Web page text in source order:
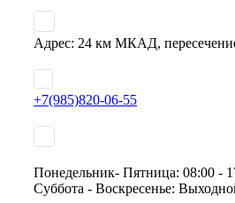
Адрес: 24 км МКАД,
+7(985)820-06-55
Понедельник- Пятница: 08:00 -
Суббота - Воскресенье: